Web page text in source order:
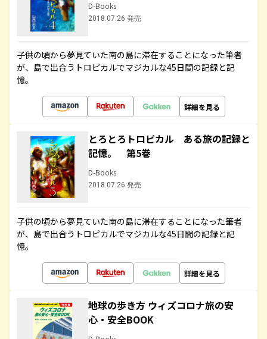
D-Books
2018.07.26 発売
子供の頃から夢見ていた南の島に滞在することになった筆者
が、島で出合うトロピカルでマジカルな45日間の記録と記
憶。
詳細を見る
とろとろトロピカル ある旅の記録と
記憶。 第5巻
D-Books
2018.07.26 発売
子供の頃から夢見ていた南の島に滞在することになった筆者
が、島で出合うトロピカルでマジカルな45日間の記録と記
憶。
詳細を見る
地球の歩き方 ウィズコロナ旅の安
心・安全BOOK